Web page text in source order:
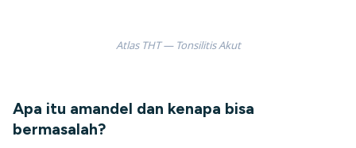
Atlas THT — Tonsilitis Akut
Apa itu amandel dan kenapa bisa
bermasalah?